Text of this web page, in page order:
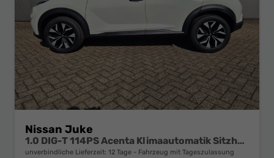
Nissan Juke
1.0 DIG-T 114PS Acenta Klimaautomatik Sitzheizung Rückf.Kamera Bluetooth Touchscreen wireless Apple CarPlay Android Auto
unverbindliche Lieferzeit: 12 Tage Fahrzeug mit Tageszulassung